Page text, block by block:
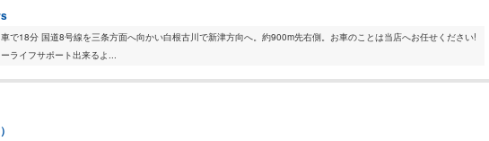
で18分 国道8号線を三条方面へ向かい白根古川で新津方向へ。約900m先右側。お車のことは当店へお任せください!
ライフサポート出来るよ...